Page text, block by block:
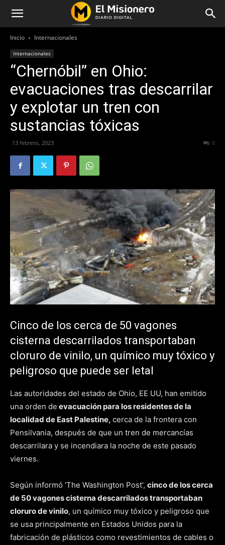
Inicio Internacionales
Internacionales
“Chernóbil” en Ohio:
evacuaciones tras descarrilar
y explotar un tren con
sustancias tóxicas
13 febrero, 2023 0
Cinco de los cerca de 50 vagones
cisterna descarrilados transportaban
cloruro de vinilo, un químico muy tóxico y
peligroso que puede ser letal
Las autoridades del estado de Ohio, EE UU, han emitido
una orden de evacuación para los residentes de la
localidad de East Palestine, cerca de la frontera con
Pensilvania, después de que un tren de mercancías
descarrilara y se incendiara la noche de este pasado
viernes.
Según informó ‘The Washington Post’, cinco de los cerca
de 50 vagones cisterna descarrilados transportaban
cloruro de vinilo, un químico muy tóxico y peligroso que
se usa principalmente en Estados Unidos para la
fabricación de plásticos como revestimientos de cables o